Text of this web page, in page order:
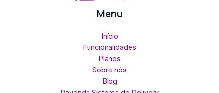
Menu
Início
Funcionalidades
Planos
Sobre nós
Blog